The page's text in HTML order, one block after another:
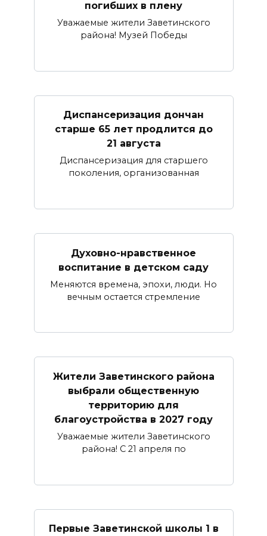
погибших в плену
Уважаемые жители Заветинского
района! Музей Победы
Диспансеризация дончан
старше 65 лет продлится до
21 августа
Диспансеризация для старшего
поколения, организованная
Духовно-нравственное
воспитание в детском саду
Меняются времена, эпохи, люди. Но
вечным остается стремление
Жители Заветинского района
выбрали общественную
территорию для
благоустройства в 2027 году
Уважаемые жители Заветинского
района! С 21 апреля по
Первые Заветинской школы 1 в